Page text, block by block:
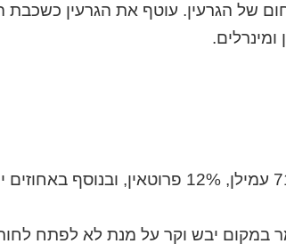
של הגרעין. עוטף את הגרעין כשכבת
ומינרלים.
בקמח לבן יש 71% עמילן, 12% פרוטאין,
במקום יבש וקר על מנת לא לפתח